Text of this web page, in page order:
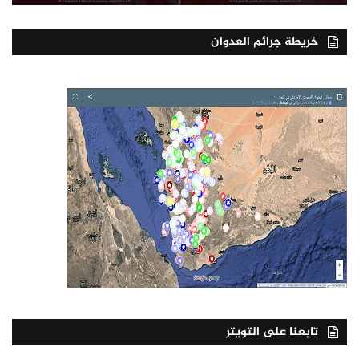
خريطة جرائم العدوان
تابعنا على التويتر